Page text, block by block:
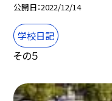
公開日 2022/12/14
学校日記
その５